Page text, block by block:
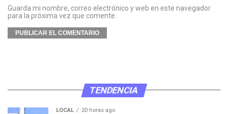
Guarda mi nombre, correo electrónico y web en este navegador
para la próxima vez que comente.
TENDENCIA
LOCAL 20 horas ago